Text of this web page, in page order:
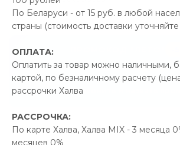
По Беларуси - от 15 руб. в любой
страны (стоимость доставки
ОПЛАТА:
Оплатить за товар можно наличными,
картой, по безналичному расчету
рассрочки Халва
РАССРОЧКА:
По карте Халва, Халва MIX - 3 месяца
месяцев 0%
Экономия12.61 р.
Позвонить и назвать
В наличии